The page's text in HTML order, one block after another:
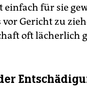
einfach für sie
vor Gericht zu
oft lächerlich